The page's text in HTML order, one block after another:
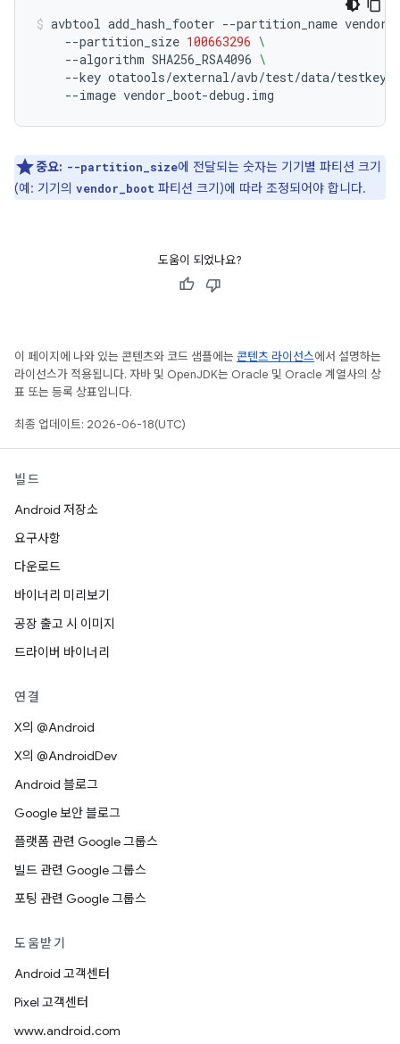
avbtool add_hash_footer --partition_name
--partition_size 100663296 \
--algorithm SHA256_RSA4096 \
--key otatools/external/avb/test/data/
--image vendor_boot-debug.img
중요: --partition_size에 전달되는 숫자는 기기별 파티션 크기
(예: 기기의 vendor_boot 파티션 크기)에 따라 조정되어야 합니다.
도움이 되었나요?
이 페이지에 나와 있는 콘텐츠와 코드 샘플에는 콘텐츠 라이선스에서 설명하는
라이선스가 적용됩니다. 자바 및 OpenJDK는 Oracle 및 Oracle 계열사의 상
표 또는 등록 상표입니다.
최종 업데이트: 2026-06-18(UTC)
빌드
Android 저장소
요구사항
다운로드
바이너리 미리보기
공장 출고 시 이미지
드라이버 바이너리
연결
X의 @Android
X의 @AndroidDev
Android 블로그
Google 보안 블로그
플랫폼 관련 Google 그룹스
빌드 관련 Google 그룹스
포팅 관련 Google 그룹스
도움받기
Android 고객센터
Pixel 고객센터
www.android.com